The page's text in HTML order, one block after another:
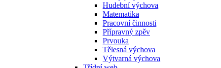
Hudební výchova
Matematika
Pracovní činnosti
Přípravný zpěv
Prvouka
Tělesná výchova
Výtvarná výchova